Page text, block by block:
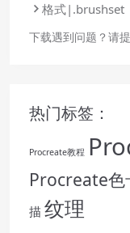
格式|.brushset
下载遇到问题？请
热门标签：
Procreate教程
Procreate色
描 纹理